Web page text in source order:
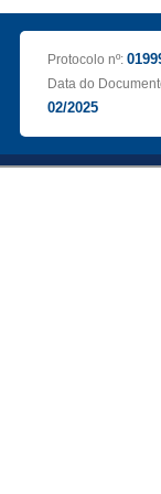
Protocolo nº:
Data do
02/2025